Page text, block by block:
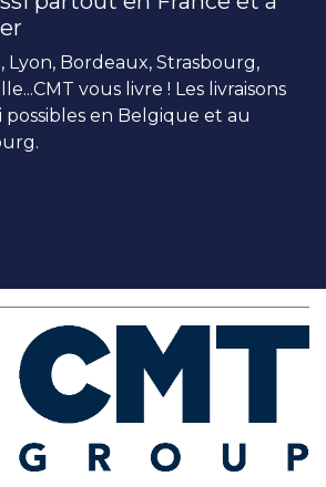
Lyon, Bordeaux, Strasbourg,
vous livre ! Les livraisons
possibles en Belgique et au